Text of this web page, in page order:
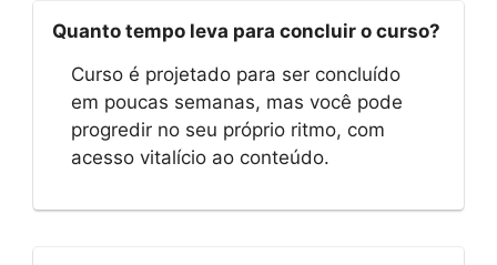
Quanto tempo leva para concluir o curso?
Curso é projetado para ser concluído
em poucas semanas, mas você pode
progredir no seu próprio ritmo, com
acesso vitalício ao conteúdo.